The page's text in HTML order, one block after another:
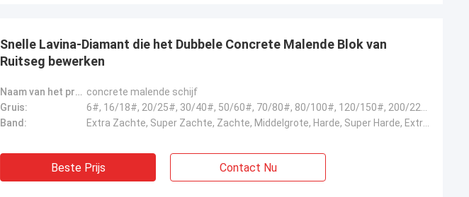
Snelle Lavina-Diamant die het Dubbele Concrete Malende Blok van
Ruitseg bewerken
Naam van het product: concrete malende schijf
Gruis:
Band:
Beste Prijs Contact Nu